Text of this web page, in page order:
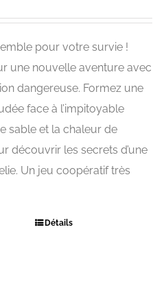
pour votre survie !
une nouvelle aventure avec
dangereuse. Formez une
face à l’impitoyable
sable et la chaleur de
découvrir les secrets d’une
Un jeu coopératif très
Détails